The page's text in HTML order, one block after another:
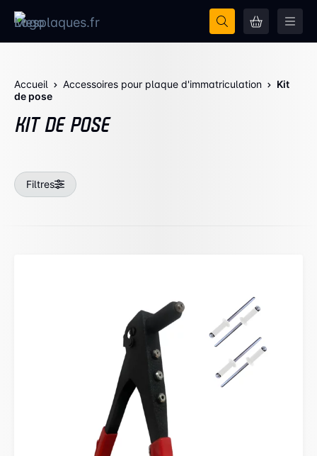
Accueil Accessoires pour plaque d'immatriculation
Kit
de pose
KIT DE POSE
Filtres